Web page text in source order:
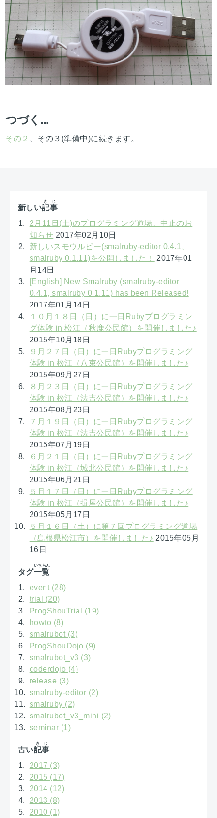
つづく...
その２ 、その３(準備中)に続きます。
新しい記事
きじ
2月11日(土)のプログラミング道場、中止のお
知らせ 2017年02月10日
新しいスモウルビー(smalruby-editor 0.4.1、
smalruby 0.1.11)を公開しました！
2017年01
月14日
[English] New Smalruby (smalruby-editor
0.4.1, smalruby 0.1.11) has been Released!
2017年01月14日
１０月１８日（日）に一日Rubyプログラミン
グ体験 in 松江（秋鹿公民館）を開催しました♪
2015年10月18日
９月２７日（日）に一日Rubyプログラミング
体験 in 松江（八束公民館）を開催しました♪
2015年09月27日
８月２３日（日）に一日Rubyプログラミング
体験 in 松江（法吉公民館）を開催しました♪
2015年08月23日
７月１９日（日）に一日Rubyプログラミング
体験 in 松江（法吉公民館）を開催しました♪
2015年07月19日
６月２１日（日）に一日Rubyプログラミング
体験 in 松江（城北公民館）を開催しました♪
2015年06月21日
５月１７日（日）に一日Rubyプログラミング
体験 in 松江（揖屋公民館）を開催しました♪
2015年05月17日
５月１６日（土）に第７回プログラミング道場
（島根県松江市）を開催しました♪ 2015年05月
16日
タグ一覧
いちらん
event (28)
trial (20)
ProgShouTrial (19)
howto (8)
smalrubot (3)
ProgShouDojo (9)
smalrubot_v3 (3)
coderdojo (4)
release (3)
smalruby-editor (2)
smalruby (2)
smalrubot_v3_mini (2)
seminar (1)
古い記事
きじ
2017 (3)
2015 (17)
2014 (12)
2013 (8)
2010 (1)